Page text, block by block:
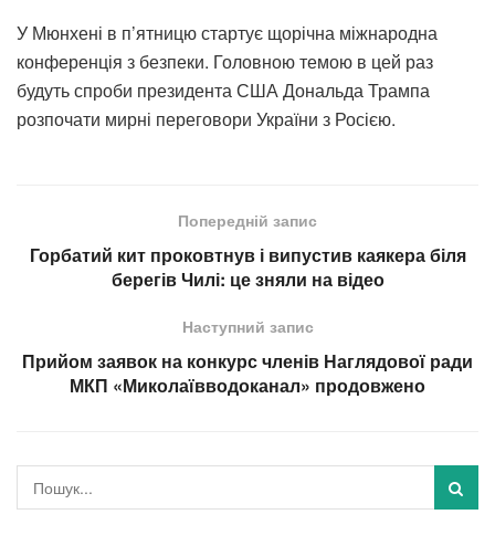
У Мюнхені в п’ятницю стартує щорічна міжнародна
конференція з безпеки. Головною темою в цей раз
будуть спроби президента США Дональда Трампа
розпочати мирні переговори України з Росією.
Попередній запис
Горбатий кит проковтнув і випустив каякера біля
берегів Чилі: це зняли на відео
Наступний запис
Прийом заявок на конкурс членів Наглядової ради
МКП «Миколаївводоканал» продовжено